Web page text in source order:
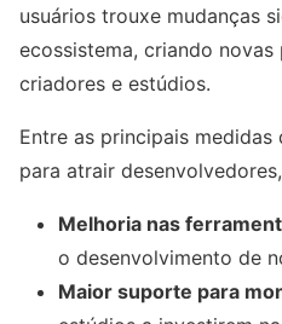
usuários trouxe mudanças
ecossistema, criando
criadores e estúdios.
Entre as principais
para atrair
Melhoria nas
o desenvolvimento de
Maior suporte para